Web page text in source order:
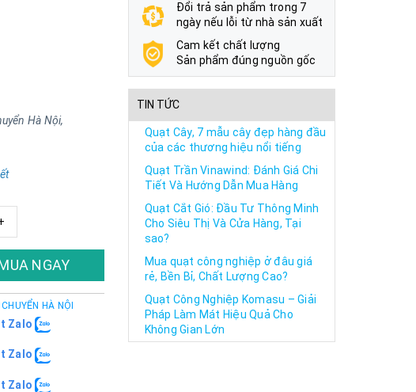
Hà Nội,
NGAY
HÀ NỘI
Zalo
Zalo
Zalo
Đổi trả sản phẩm trong 7
ngày nếu lỗi từ nhà sản xuất
Cam kết chất lượng
Sản phẩm đúng nguồn gốc
TIN TỨC
Quạt Cây, 7 mẫu cây đẹp hàng đầu
của các thương hiệu nổi tiếng
Quạt Trần Vinawind: Đánh Giá Chi
Tiết Và Hướng Dẫn Mua Hàng
Quạt Cắt Gió: Đầu Tư Thông Minh
Cho Siêu Thị Và Cửa Hàng, Tại
sao?
Mua quạt công nghiệp ở đâu giá
rẻ, Bền Bỉ, Chất Lượng Cao?
Quạt Công Nghiệp Komasu – Giải
Pháp Làm Mát Hiệu Quả Cho
Không Gian Lớn